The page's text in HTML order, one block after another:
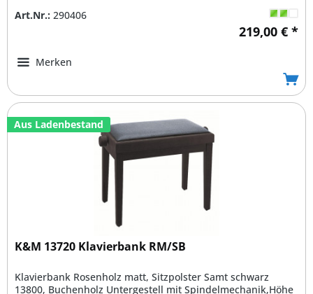
Art.Nr.: 290406
219,00 € *
Merken
Aus Ladenbestand
K&M 13720 Klavierbank RM/SB
Klavierbank Rosenholz matt, Sitzpolster Samt schwarz
13800, Buchenholz Untergestell mit Spindelmechanik,Höhe